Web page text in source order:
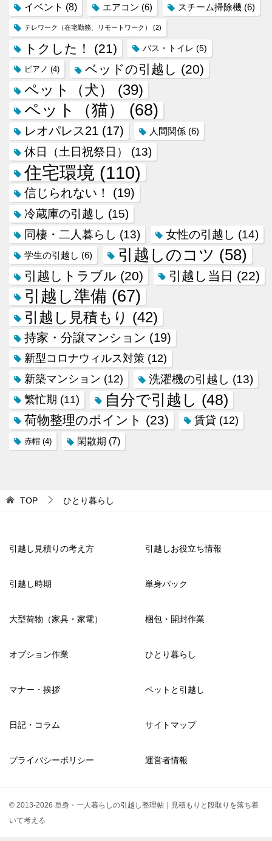
イベント (8) エアコン (6) スチーム掃除機 (6)
テレワーク（在宅勤務、リモートワーク） (2)
トクした！ (21) バス・トイレ (5)
ピアノ (4) ベッドの引越し (20)
ペット（犬） (39)
ペット（猫） (68)
レオパレス21 (17) 人間関係 (6)
休日（土日祝祭日） (13)
住宅環境 (110)
信じられない！ (19)
冷蔵庫の引越し (15)
同棲・二人暮らし (13) 女性の引越し (14)
学生の引越し (6) 引越しのコツ (58)
引越しトラブル (20) 引越し当日 (22)
引越し準備 (67)
引越し見積もり (42)
持家・分譲マンション (19)
新型コロナウィルス対策 (12)
新築マンション (12) 洗濯機の引越し (13)
繁忙期 (11) 自分で引越し (48)
荷物整理のポイント (23) 賃貸 (12)
赤帽 (4) 閑散期 (7)
TOP ひとり暮らし
引越し見積りの考え方 引越しお役立ち情報
引越し時期 単身パック
大型荷物（家具・家電） 梱包・開封作業
オプション作業 ひとり暮らし
マナー・挨拶 ペットと引越し
日記・コラム サイトマップ
プライバシーポリシー 運営者情報
© 2013-2026 単身・一人暮らしの引越し整理帖｜見積もりと段取りを落ち着
いて考える